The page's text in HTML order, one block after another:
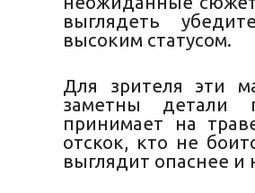
выглядеть
высоким статусом.
Для зрителя эти
заметны детали
принимает на
отскок, кто не
выглядит опаснее и